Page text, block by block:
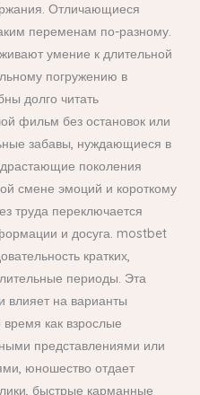
Отличающиеся
переменам по-разному.
умение к длительной
погружению в
долго читать
фильм без остановок или
забавы, нуждающиеся в
поколения
смене эмоций и короткому
труда переключается
и досуга. mostbet
кратких,
периоды. Эта
влияет на варианты
как взрослые
представлениями или
юношество отдает
быстрые карманные